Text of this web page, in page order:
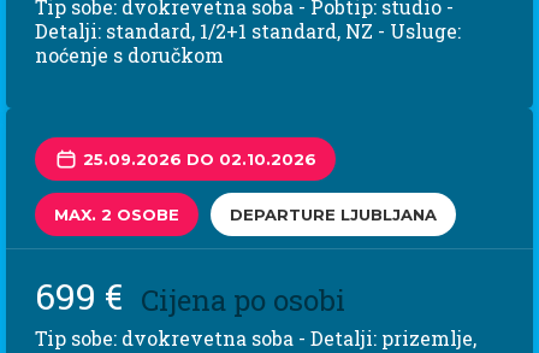
Tip sobe: dvokrevetna soba - Pobtip: studio -
Detalji: standard, 1/2+1 standard, NZ - Usluge:
noćenje s doručkom
25.09.2026 DO 02.10.2026
MAX. 2 OSOBE DEPARTURE LJUBLJANA
699 € Cijena po osobi
Tip sobe: dvokrevetna soba - Detalji: prizemlje,